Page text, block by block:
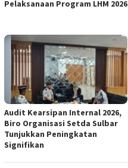
Pelaksanaan Program LHM 2026
Audit Kearsipan Internal 2026,
Biro Organisasi Setda Sulbar
Tunjukkan Peningkatan
Signifikan